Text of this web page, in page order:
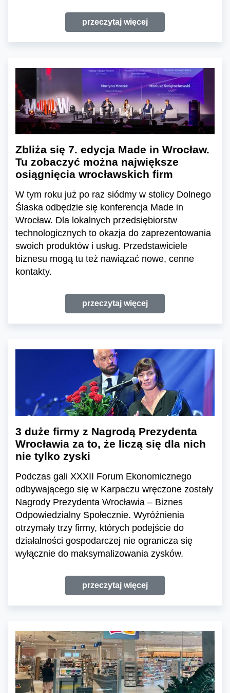
przeczytaj więcej
Zbliża się 7. edycja Made in Wrocław.
Tu zobaczyć można największe
osiągnięcia wrocławskich firm
W tym roku już po raz siódmy w stolicy Dolnego
Ślaska odbędzie się konferencja Made in
Wrocław. Dla lokalnych przedsiębiorstw
technologicznych to okazja do zaprezentowania
swoich produktów i usług. Przedstawiciele
biznesu mogą tu też nawiązać nowe, cenne
kontakty.
przeczytaj więcej
3 duże firmy z Nagrodą Prezydenta
Wrocławia za to, że liczą się dla nich
nie tylko zyski
Podczas gali XXXII Forum Ekonomicznego
odbywającego się w Karpaczu wręczone zostały
Nagrody Prezydenta Wrocławia – Biznes
Odpowiedzialny Społecznie. Wyróżnienia
otrzymały trzy firmy, których podejście do
działalności gospodarczej nie ogranicza się
wyłącznie do maksymalizowania zysków.
przeczytaj więcej